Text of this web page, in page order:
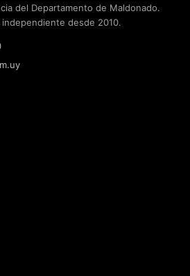
del Departamento de Maldonado.
desde 2010.